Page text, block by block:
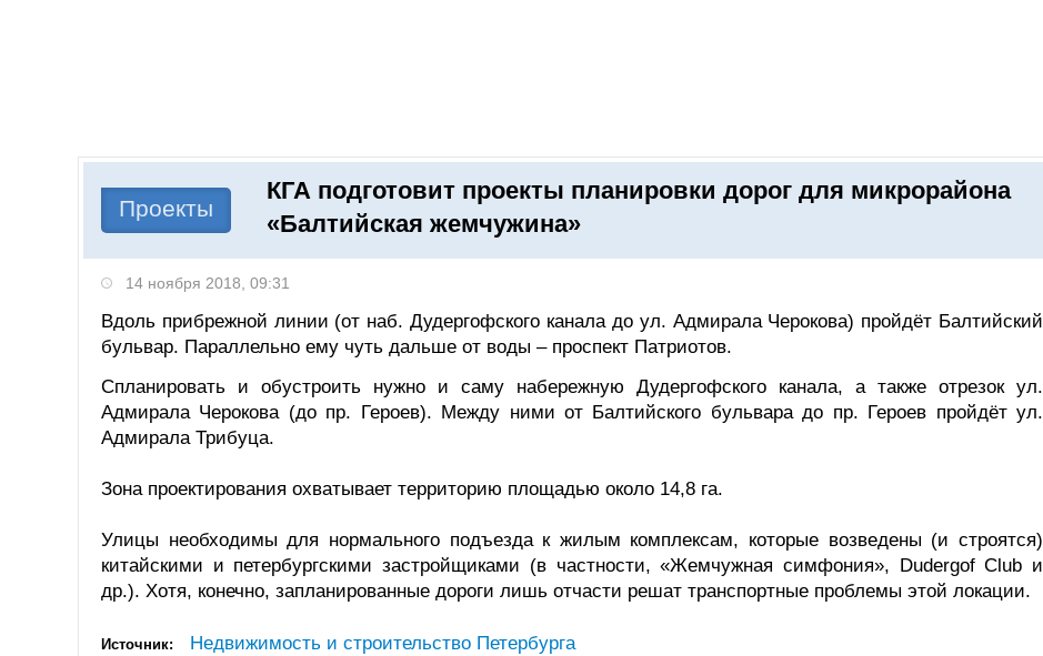
КЛЮЧЕВЫЕ ФИГУРЫ
Проекты
КГА подготовит проекты планировки дорог для микрорайона
«Балтийская жемчужина»
14 ноября 2018, 09:31
Вдоль прибрежной линии (от наб. Дудергофского канала до ул. Адмирала Черокова) пройдёт Балтийский
бульвар. Параллельно ему чуть дальше от воды – проспект Патриотов.
Спланировать и обустроить нужно и саму набережную Дудергофского канала, а также отрезок ул.
Адмирала Черокова (до пр. Героев). Между ними от Балтийского бульвара до пр. Героев пройдёт ул.
Адмирала Трибуца.
Зона проектирования охватывает территорию площадью около 14,8 га.
Улицы необходимы для нормального подъезда к жилым комплексам, которые возведены (и строятся)
китайскими и петербургскими застройщиками (в частности, «Жемчужная симфония», Dudergof Club и
др.). Хотя, конечно, запланированные дороги лишь отчасти решат транспортные проблемы этой локации.
Источник: Недвижимость и строительство Петербурга